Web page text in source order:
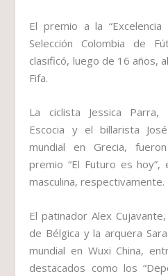
El premio a la
Selección Colombia de
clasificó, luego de 16 años,
Fifa.
La ciclista Jessica Parra,
Escocia y el billarista
mundial en Grecia,
premio“El Futuro es hoy”,
masculina, respectivamente.
El patinador Alex Cujavante,
de Bélgica y la arquera
mundial en Wuxi China,
destacados como los